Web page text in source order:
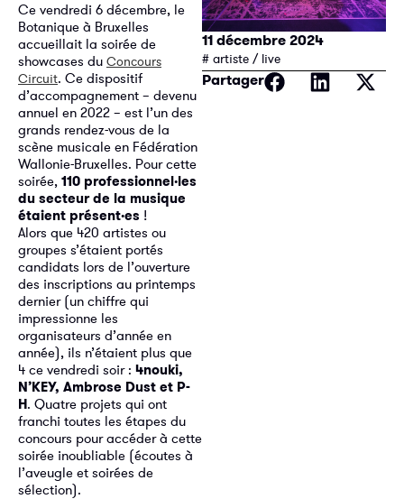
Ce vendredi 6 décembre, le
Botanique à Bruxelles
accueillait la soirée de
showcases du Concours
Circuit. Ce dispositif
d’accompagnement – devenu
annuel en 2022 – est l’un des
grands rendez-vous de la
scène musicale en Fédération
Wallonie-Bruxelles. Pour cette
soirée, 110 professionnel·les
du secteur de la musique
étaient présent·es !
Alors que 420 artistes ou
groupes s’étaient portés
candidats lors de l’ouverture
des inscriptions au printemps
dernier (un chiffre qui
impressionne les
organisateurs d’année en
année), ils n’étaient plus que
4 ce vendredi soir : 4nouki,
N’KEY, Ambrose Dust et P-
H. Quatre projets qui ont
franchi toutes les étapes du
concours pour accéder à cette
soirée inoubliable (écoutes à
l’aveugle et soirées de
sélection).
11 décembre 2024
# artiste / live
Partager